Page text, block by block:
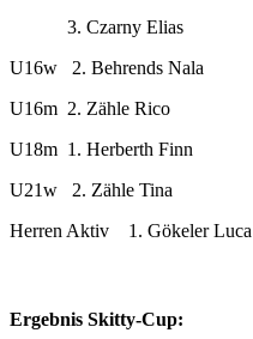
3. Czarny Elias
U16w 2. Behrends Nala
U16m 2. Zähle Rico
U18m 1. Herberth Finn
U21w 2. Zähle Tina
Herren Aktiv 1. Gökeler Luca
Ergebnis Skitty-Cup: